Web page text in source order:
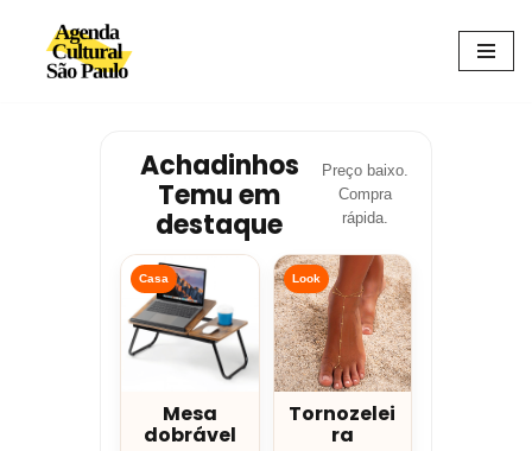
Avançar
Achadinhos
Temu em
destaque
Preço baixo.
Compra
rápida.
Casa
Mesa
dobrável
Look
Tornozelei
ra